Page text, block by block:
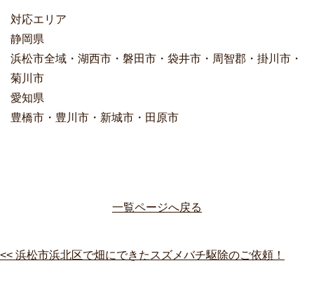
対応エリア
静岡県
浜松市全域・湖西市・磐田市・袋井市・周智郡・掛川市・
菊川市
愛知県
豊橋市・豊川市・新城市・田原市
一覧ページへ戻る
<< 浜松市浜北区で畑にできたスズメバチ駆除のご依頼！